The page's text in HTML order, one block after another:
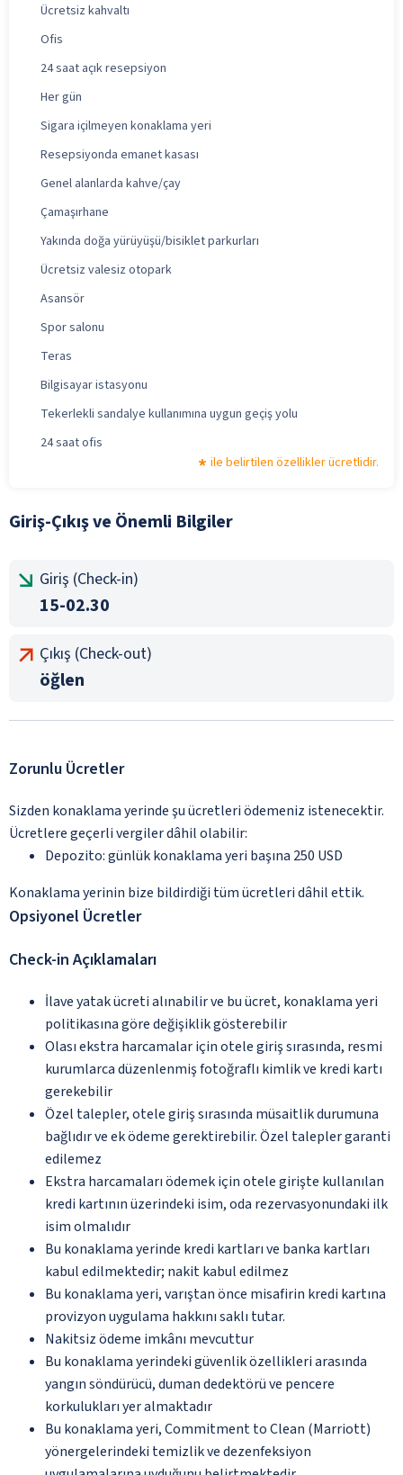
Ücretsiz kahvaltı
Ofis
24 saat açık resepsiyon
Her gün
Sigara içilmeyen konaklama yeri
Resepsiyonda emanet kasası
Genel alanlarda kahve/çay
Çamaşırhane
Yakında doğa yürüyüşü/bisiklet parkurları
Ücretsiz valesiz otopark
Asansör
Spor salonu
Teras
Bilgisayar istasyonu
Tekerlekli sandalye kullanımına uygun geçiş yolu
24 saat ofis
ile belirtilen özellikler ücretlidir.
Giriş-Çıkış ve Önemli Bilgiler
Giriş (Check-in)
15-02.30
Çıkış (Check-out)
öğlen
Zorunlu Ücretler
Sizden konaklama yerinde şu ücretleri ödemeniz istenecektir.
Ücretlere geçerli vergiler dâhil olabilir:
Depozito: günlük konaklama yeri başına 250 USD
Konaklama yerinin bize bildirdiği tüm ücretleri dâhil ettik.
Opsiyonel Ücretler
Check-in Açıklamaları
İlave yatak ücreti alınabilir ve bu ücret, konaklama yeri
politikasına göre değişiklik gösterebilir
Olası ekstra harcamalar için otele giriş sırasında, resmi
kurumlarca düzenlenmiş fotoğraflı kimlik ve kredi kartı
gerekebilir
Özel talepler, otele giriş sırasında müsaitlik durumuna
bağlıdır ve ek ödeme gerektirebilir. Özel talepler garanti
edilemez
Ekstra harcamaları ödemek için otele girişte kullanılan
kredi kartının üzerindeki isim, oda rezervasyonundaki ilk
isim olmalıdır
Bu konaklama yerinde kredi kartları ve banka kartları
kabul edilmektedir; nakit kabul edilmez
Bu konaklama yeri, varıştan önce misafirin kredi kartına
provizyon uygulama hakkını saklı tutar.
Nakitsiz ödeme imkânı mevcuttur
Bu konaklama yerindeki güvenlik özellikleri arasında
yangın söndürücü, duman dedektörü ve pencere
korkulukları yer almaktadır
Bu konaklama yeri, Commitment to Clean (Marriott)
yönergelerindeki temizlik ve dezenfeksiyon